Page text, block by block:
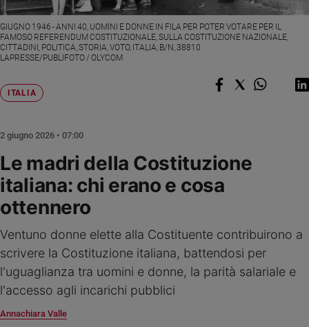
del
Società
e
Ambiente
Volontariato
Diritti
Aziende
di
valore
della
settimana
Migranti
Diversità
inclusione
ITALIA
Le madri della Costituzione
italiana: chi erano e cosa
ottennero
GIUGNO 1946 - ANNI 40, UOMINI E DONNE IN FILA PER POTER VOTARE PER IL
FAMOSO REFERENDUM COSTITUZIONALE, SULLA COSTITUZIONE NAZIONALE,
CITTADINI, POLITICA, STORIA, VOTO, ITALIA, B/N, 38810
LAPRESSE/PUBLIFOTO / OLYCOM
Ventuno donne elette alla Costituente contribuirono a
scrivere la Costituzione italiana, battendosi per
l'uguaglianza tra uomini e donne, la parità salariale e
l'accesso agli incarichi pubblici
Annachiara Valle
2 giugno 2026 • 07:00